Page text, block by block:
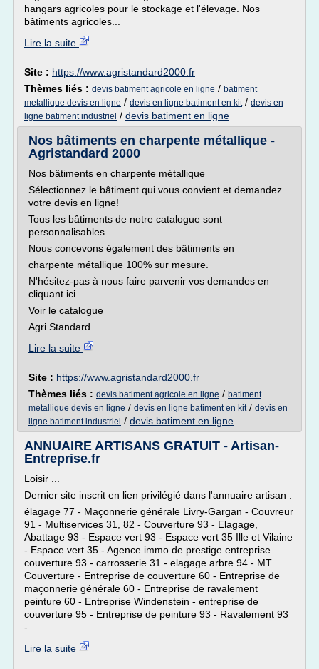
hangars agricoles pour le stockage et l'élevage. Nos
bâtiments agricoles...
Lire la suite
Site : https://www.agristandard2000.fr
Thèmes liés : devis batiment agricole en ligne / batiment
metallique devis en ligne / devis en ligne batiment en kit/ devis en
ligne batiment industriel / devis batiment en ligne
Nos bâtiments en charpente métallique -
Agristandard 2000
Nos bâtiments en charpente métallique
Sélectionnez le bâtiment qui vous convient et demandez
votre devis en ligne!
Tous les bâtiments de notre catalogue sont
personnalisables.
Nous concevons également des bâtiments en
charpente métallique 100% sur mesure.
N'hésitez-pas à nous faire parvenir vos demandes en
cliquant ici
Voir le catalogue
Agri Standard...
Lire la suite
Site : https://www.agristandard2000.fr
Thèmes liés : devis batiment agricole en ligne / batiment
metallique devis en ligne / devis en ligne batiment en kit/ devis en
ligne batiment industriel / devis batiment en ligne
ANNUAIRE ARTISANS GRATUIT - Artisan-
Entreprise.fr
Loisir ...
Dernier site inscrit en lien privilégié dans l'annuaire artisan :
élagage 77 - Maçonnerie générale Livry-Gargan - Couvreur
91 - Multiservices 31, 82 - Couverture 93 - Elagage,
Abattage 93 - Espace vert 93 - Espace vert 35 Ille et Vilaine
- Espace vert 35 - Agence immo de prestige entreprise
couverture 93 - carrosserie 31 - elagage arbre 94 - MT
Couverture - Entreprise de couverture 60 - Entreprise de
maçonnerie générale 60 - Entreprise de ravalement
peinture 60 - Entreprise Windenstein - entreprise de
couverture 95 - Entreprise de peinture 93 - Ravalement 93
-...
Lire la suite